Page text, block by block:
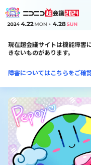
現在超会議サイトは機能障害
きないものがあります。
障害についてはこちらをご確